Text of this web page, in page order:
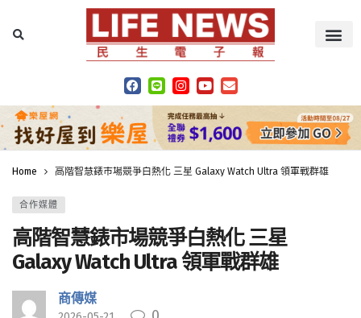
Home 高階智慧錶市場競爭白熱化 三星 Galaxy Watch Ultra 領軍戰群雄
合作媒體
高階智慧錶市場競爭白熱化 三星
Galaxy Watch Ultra 領軍戰群雄
商傳媒